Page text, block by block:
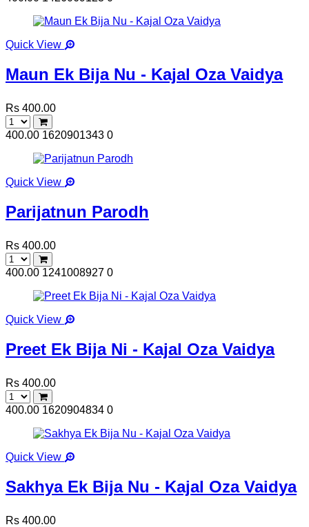
Quick View
Maun Ek Bija Nu - Kajal Oza Vaidya
Rs 400.00
400.00 1620901343 0
Quick View
Parijatnun Parodh
Rs 400.00
400.00 1241008927 0
Quick View
Preet Ek Bija Ni - Kajal Oza Vaidya
Rs 400.00
400.00 1620904834 0
Quick View
Sakhya Ek Bija Nu - Kajal Oza Vaidya
Rs 400.00